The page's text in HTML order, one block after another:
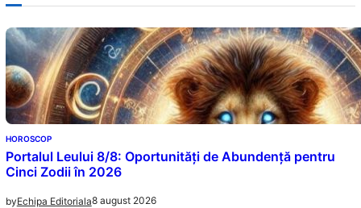
HOROSCOP
Portalul Leului 8/8: Oportunități de Abundență pentru
Cinci Zodii în 2026
byEchipa Editoriala8 august 2026